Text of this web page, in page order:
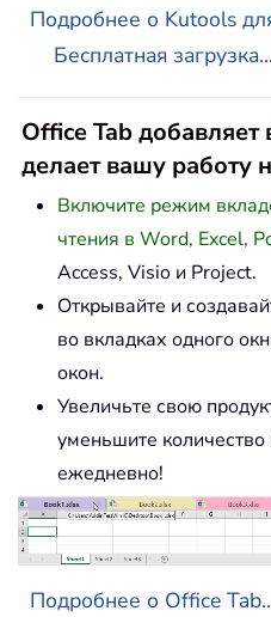
Подробнее о Kutools
Бесплатная загрузка...
Office Tab
делает вашу работу
Включите режим
чтения в Word, Excel,
Access, Visio и Project.
Открывайте и
во вкладках одного
окон.
Увеличьте свою
уменьшите
ежедневно!
Подробнее о Office